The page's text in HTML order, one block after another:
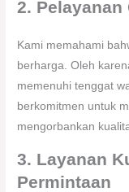
2. Pelayanan
Kami memahami
berharga. Oleh
memenuhi tenggat
berkomitmen untuk
mengorbankan
3. Layanan
Permintaan